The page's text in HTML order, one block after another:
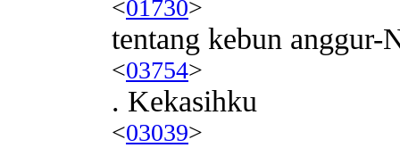
<01730>
tentang kebun anggur-
<03754>
. Kekasihku
<03039>